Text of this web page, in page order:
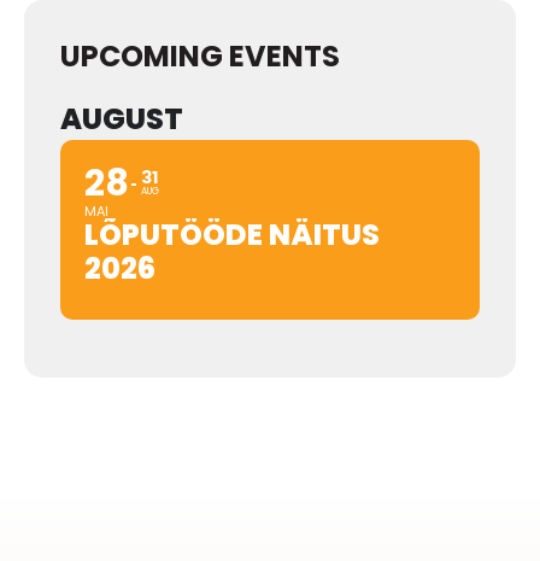
UPCOMING EVENTS
AUGUST
28
MAI
31
AUG
LÕPUTÖÖDE NÄITUS
2026